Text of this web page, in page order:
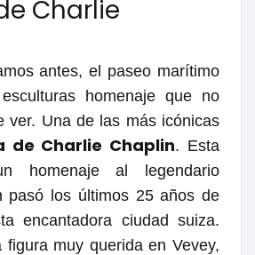
Charlie
antes, el paseo marítimo
homenaje que no
ver. Una de las más icónicas
de Charlie Chaplin. Esta
homenaje al legendario
pasó los últimos 25 años de
encantadora ciudad suiza.
figura muy querida en Vevey,